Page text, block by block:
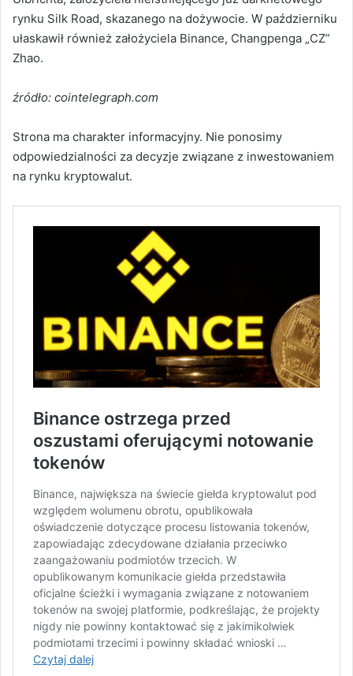
rynku Silk Road, skazanego na dożywocie. W październiku
ułaskawił również założyciela Binance, Changpenga „CZ”
Zhao.
źródło: cointelegraph.com
Strona ma charakter informacyjny. Nie ponosimy
odpowiedzialności za decyzje związane z inwestowaniem
na rynku kryptowalut.